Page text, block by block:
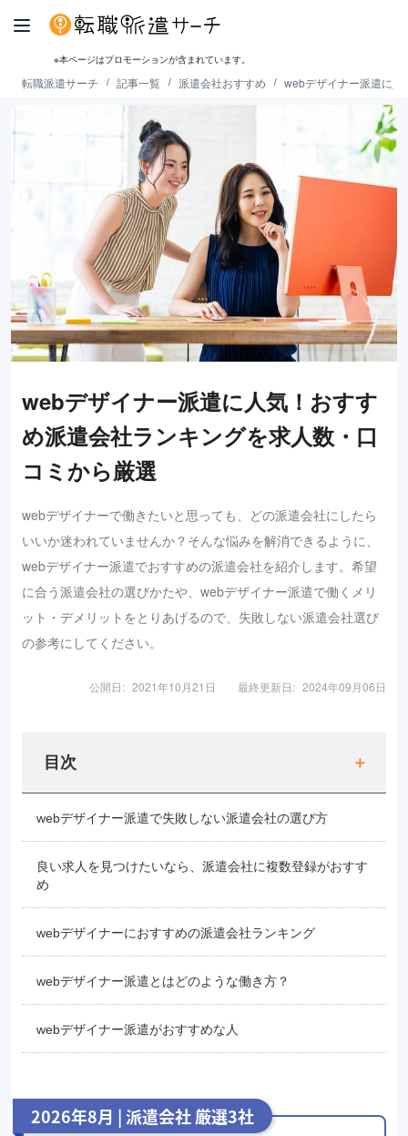
※本ページはプロモーションが含まれています。
転職派遣サーチ 記事一覧 派遣会社おすすめ webデザイナー派遣に人
webデザイナー派遣に人気！おすす
め派遣会社ランキングを求人数・口
コミから厳選
webデザイナーで働きたいと思っても、どの派遣会社にしたら
いいか迷われていませんか？そんな悩みを解消できるように、
webデザイナー派遣でおすすめの派遣会社を紹介します。希望
に合う派遣会社の選びかたや、webデザイナー派遣で働くメリ
ット・デメリットをとりあげるので、失敗しない派遣会社選び
の参考にしてください。
公開日: 2021年10月21日 最終更新日: 2024年09月06日
目次
webデザイナー派遣で失敗しない派遣会社の選び方
良い求人を見つけたいなら、派遣会社に複数登録がおすす
め
webデザイナーにおすすめの派遣会社ランキング
webデザイナー派遣とはどのような働き方？
webデザイナー派遣がおすすめな人
2026年8月 | 派遣会社 厳選3社